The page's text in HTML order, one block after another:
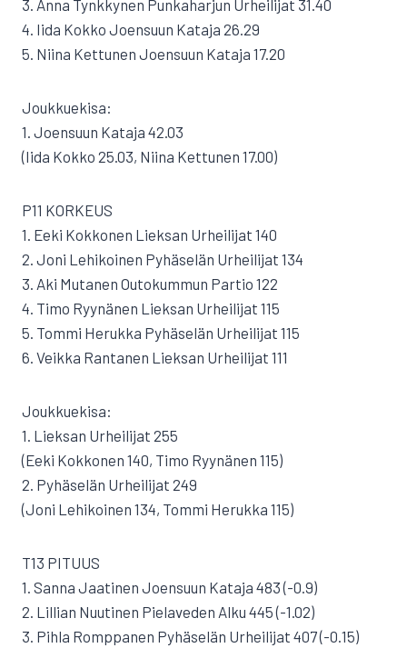
3. Anna Tynkkynen Punkaharjun Urheilijat 31.40
4. Iida Kokko Joensuun Kataja 26.29
5. Niina Kettunen Joensuun Kataja 17.20
Joukkuekisa:
1. Joensuun Kataja 42.03
(Iida Kokko 25.03, Niina Kettunen 17.00)
P11 KORKEUS
1. Eeki Kokkonen Lieksan Urheilijat 140
2. Joni Lehikoinen Pyhäselän Urheilijat 134
3. Aki Mutanen Outokummun Partio 122
4. Timo Ryynänen Lieksan Urheilijat 115
5. Tommi Herukka Pyhäselän Urheilijat 115
6. Veikka Rantanen Lieksan Urheilijat 111
Joukkuekisa:
1. Lieksan Urheilijat 255
(Eeki Kokkonen 140, Timo Ryynänen 115)
2. Pyhäselän Urheilijat 249
(Joni Lehikoinen 134, Tommi Herukka 115)
T13 PITUUS
1. Sanna Jaatinen Joensuun Kataja 483 (-0.9)
2. Lillian Nuutinen Pielaveden Alku 445 (-1.02)
3. Pihla Romppanen Pyhäselän Urheilijat 407 (-0.15)